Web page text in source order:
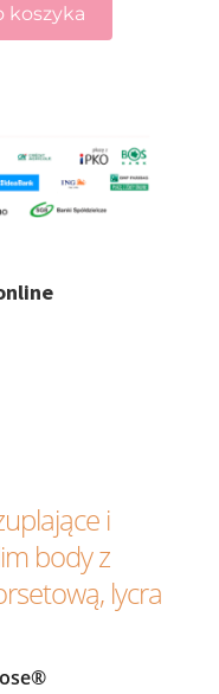
koszyka
i
body z
lycra